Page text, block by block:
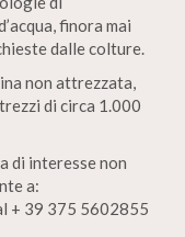
finora mai
dalle colture.
non attrezzata,
di circa 1.000
di interesse non
a:
+ 39 375 5602855